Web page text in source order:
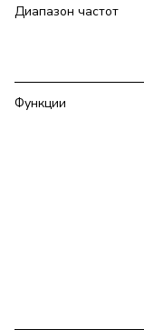
Диапазон частот
Функции